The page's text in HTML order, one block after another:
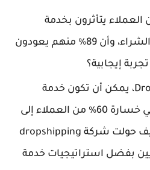
أن 90% من العملاء يتأثرون بخدمة
العملاء عند اتخاذ قرار الشراء، وأن 89% منهم يعودون
إيجابية؟
في عالم Dropshipping، يمكن أن تكون خدمة
العملاء السيئة سبباً في خسارة 60% من العملاء إلى
المنافسين. اكتشف كيف حولت شركة dropshipping
بفضل استراتيجيات خدمة